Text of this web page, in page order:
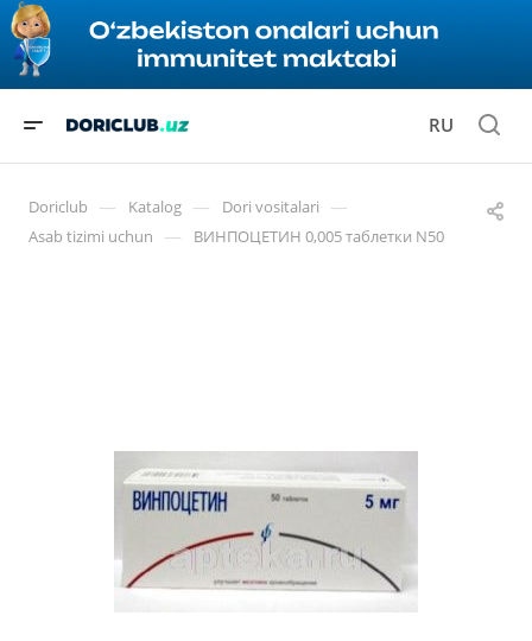
RU
Doriclub — Katalog — Dori vositalari —
Asab tizimi uchun — ВИНПОЦЕТИН 0,005 таблетки N50